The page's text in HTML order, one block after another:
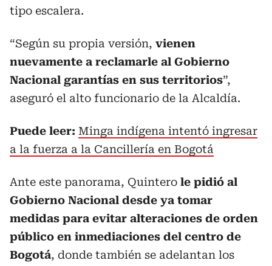
tipo escalera.
“Según su propia versión, vienen
nuevamente a reclamarle al Gobierno
Nacional garantías en sus territorios”,
aseguró el alto funcionario de la Alcaldía.
Puede leer: Minga indígena intentó ingresar
a la fuerza a la Cancillería en Bogotá
Ante este panorama, Quintero le pidió al
Gobierno Nacional desde ya tomar
medidas para evitar alteraciones de orden
público en inmediaciones del centro de
Bogotá, donde también se adelantan los